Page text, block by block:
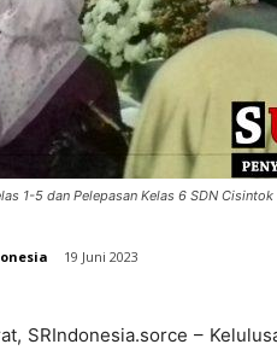
1-5 dan Pelepasan Kelas 6 SDN
19 Juni 2023
SRIndonesia.sorce –